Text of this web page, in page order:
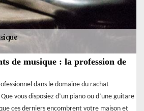
de musique : la profession de
dans le domaine du rachat
vous disposiez d’un piano ou d’une guitare
ces derniers encombrent votre maison et